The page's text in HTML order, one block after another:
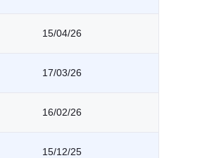
15/04/26
17/03/26
16/02/26
15/12/25